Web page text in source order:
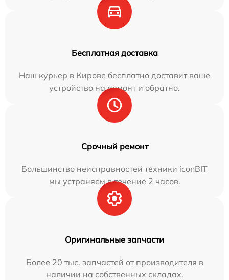
Бесплатная доставка
Наш курьер в Кирове бесплатно доставит ваше
устройство на ремонт и обратно.
Срочный ремонт
Большинство неисправностей техники iconBIT
мы устраняем в течение 2 часов.
Оригинальные запчасти
Более 20 тыс. запчастей от производителя в
наличии на собственных складах.